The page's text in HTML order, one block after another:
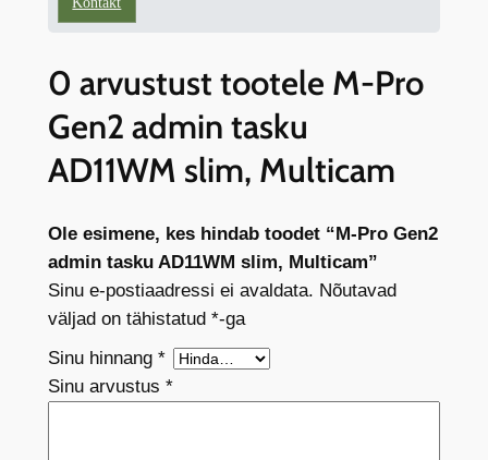
0 arvustust tootele M-Pro
Gen2 admin tasku
AD11WM slim, Multicam
Ole esimene, kes hindab toodet “M-Pro Gen2
admin tasku AD11WM slim, Multicam”
Sinu e-postiaadressi ei avaldata. Nõutavad
väljad on tähistatud *-ga
Sinu hinnang *
Sinu arvustus *